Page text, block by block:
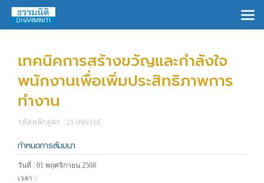
เทคนิคการสร้างขวัญและกำลังใจ
พนักงานเพื่อเพิ่มประสิทธิภาพการ
ทำงาน
รหัสหลักสูตร : 21/09018E
กำหนดการสัมมนา
วันที่ : 01 พฤศจิกายน 2568
เวลา :
×